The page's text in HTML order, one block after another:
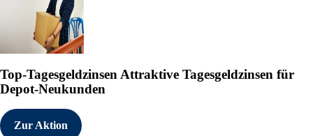
Top-Tagesgeldzinsen Attraktive Tagesgeldzinsen für
Depot-Neukunden
Zur Aktion